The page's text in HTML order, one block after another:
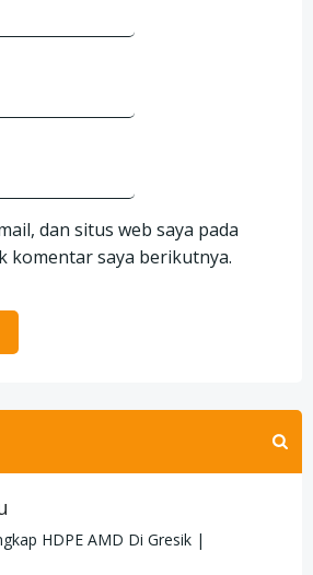
dan situs web saya pada
komentar saya berikutnya.
HDPE AMD Di Gresik |